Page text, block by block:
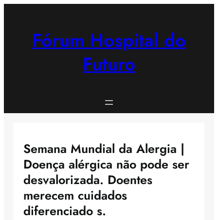
Fórum Hospital do
Futuro
Semana Mundial da Alergia |
Doença alérgica não pode ser
desvalorizada. Doentes
merecem cuidados
diferenciado s.